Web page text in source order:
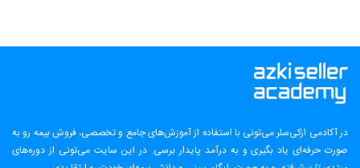
در آکادمی ازکی‌سلر می‌تونی با استفاده از آموزش‌های جامع و تخصصی، فروش بیمه رو به
صورت حرفه‌ای یاد بگیری و به درآمد پایدار برسی. در این سایت می‌تونی از دوره‌های